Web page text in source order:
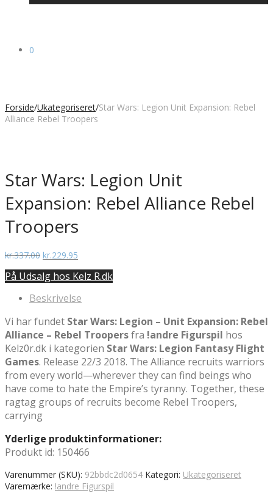
0
Forside/Ukategoriseret/Star Wars: Legion Unit Expansion: Rebel
Alliance Rebel Troopers
Star Wars: Legion Unit
Expansion: Rebel Alliance Rebel
Troopers
kr.337.00 Den
pris
kr.337.00.
kr.229.95
pris
kr.229.95.
På Udsalg hos Kelz R.dk
Beskrivelse
Vi har fundet Star Wars: Legion – Unit Expansion: Rebel
Alliance – Rebel Troopersfra !andre Figurspil hos
Kelz0r.dk i kategorien Star Wars: Legion Fantasy Flight
Games. Release 22/3 2018. The Alliance recruits warriors
from every world—wherever they can find beings who
have come to hate the Empire’s tyranny. Together, these
ragtag groups of recruits become Rebel Troopers,
carrying
Yderlige produktinformationer:
Produkt id: 150466
Varenummer (SKU): 92bbdc2d0654 Kategori: Ukategoriseret
Varemærke: !andre Figurspil